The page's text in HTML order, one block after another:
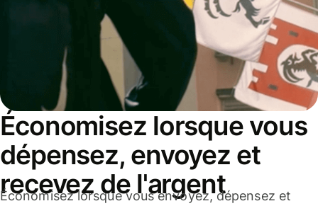
Économisez lorsque vous
dépensez, envoyez et
recevez de l'argent
Économisez lorsque vous envoyez, dépensez et